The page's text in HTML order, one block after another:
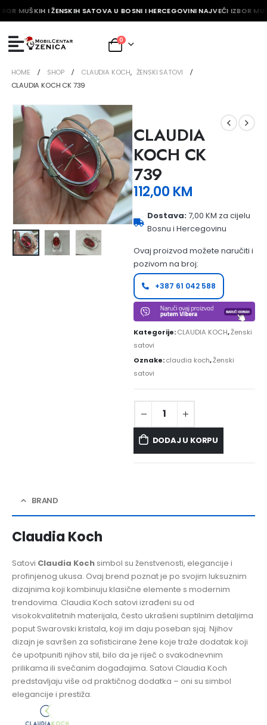
MUŠKIH I ŽENSKIH SATOVA U BOSNI I HERCEGOVINI NAJVEĆI IZBOR
0
HOME SHOP CLAUDIA KOCH, ŽENSKI SATOVI
CLAUDIA KOCH CK 739
CLAUDIA
KOCH CK
739
112,00 KM
Dostava:7,00 KM za cijelu
Bosnu i Hercegovinu
Ovaj proizvod možete naručiti i
pozivom na broj:
+387 61 042 588
Kategorije:CLAUDIA KOCH,Ženski
satovi
Oznake:claudia koch,Ženski
satovi
DODAJ U KORPU
BRAND
Claudia Koch
Satovi Claudia Koch simbol su ženstvenosti, elegancije i
profinjenog ukusa. Ovaj brend poznat je po svojim luksuznim
dizajnima koji kombinuju klasične elemente s modernim
trendovima. Claudia Koch satovi izrađeni su od
visokokvalitetnih materijala, često ukrašeni suptilnim detaljima
poput Swarovski kristala, koji im daju poseban sjaj. Njihov
dizajn je savršen za sofisticirane žene koje traže dodatak koji
će upotpuniti njihov stil, bilo da je riječ o svakodnevnim
prilikama ili svečanim događajima. Satovi Claudia Koch
predstavljaju više od praktičnog dodatka – oni su simbol
elegancije i prestiža.